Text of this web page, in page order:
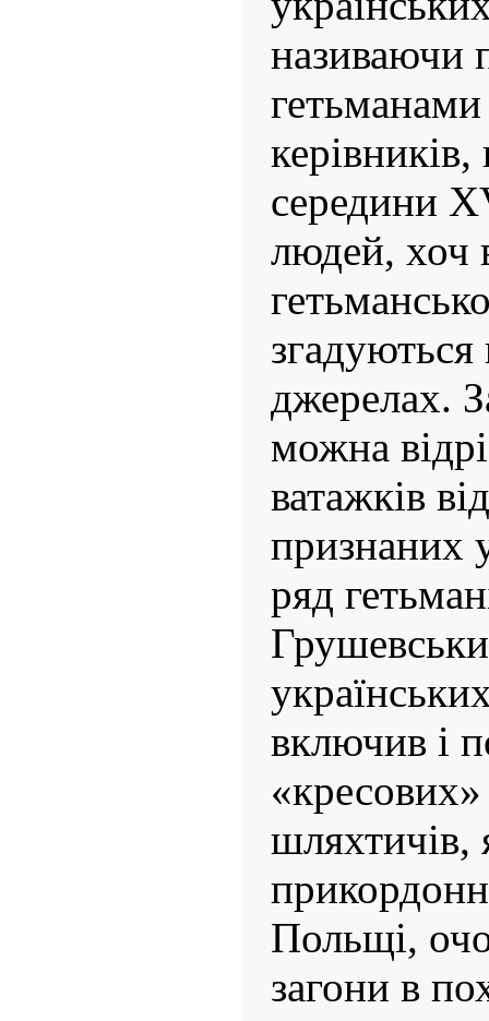
називаючи
керівників,
середини
людей, хоч
згадуються
джерелах.
можна
ватажків
признаних
ряд
включив і
«кресових»
шляхтичів,
Польщі,
загони в